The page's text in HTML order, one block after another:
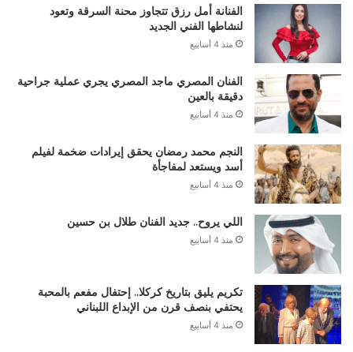
الفنانة أمل رزق تتجاوز محنة السرقة وتعود
لنشاطها الفني الجديد
منذ 4 أسابيع
الفنان المصري ماجد المصري يجري عملية جراحية
دقيقة بالعين
منذ 4 أسابيع
النجم محمد رمضان يحقق إيرادات ضخمة لفيلم
أسد ويستعد لمفاجأة
منذ 4 أسابيع
اللي يروح.. جديد الفنان طلال بن حسين
منذ 4 أسابيع
تكريم يليق بتاريخ كركلا.. إحتفال مفعم بالمحبة
يحتفي بنصف قرن من الإبداع اللبناني
منذ 4 أسابيع